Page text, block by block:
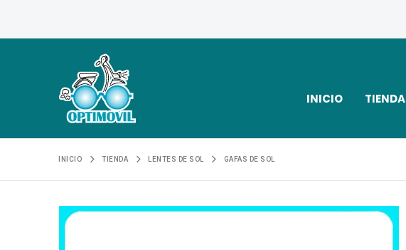
INICIO TIENDA
INICIO TIENDA LENTES DE SOL GAFAS DE SOL